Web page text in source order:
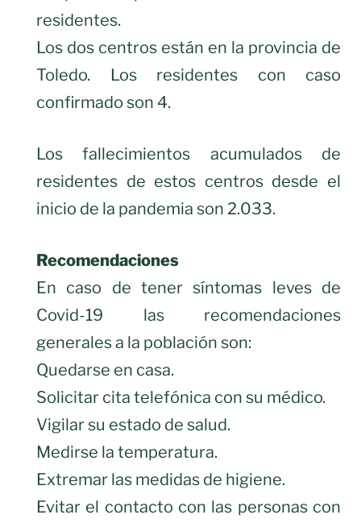
residentes.
Los dos centros están en la provincia de
Toledo. Los residentes con caso
confirmado son 4.
Los fallecimientos acumulados de
residentes de estos centros desde el
inicio de la pandemia son 2.033.
Recomendaciones
En caso de tener síntomas leves de
Covid-19 las recomendaciones
generales a la población son:
Quedarse en casa.
Solicitar cita telefónica con su médico.
Vigilar su estado de salud.
Medirse la temperatura.
Extremar las medidas de higiene.
Evitar el contacto con las personas con